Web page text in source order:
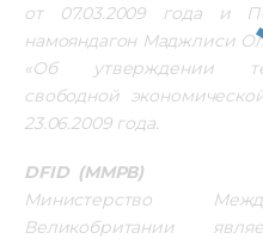
от 07.03.2009 года и
намояндагон Маджлиси
«Об утверждении
свободной
23.06.2009 года.
DFID  (ММРВ)
Министерство
Великобритании